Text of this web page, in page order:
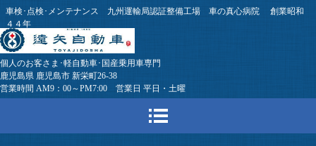
車検･点検･メンテナンス 九州運輸局認証整備工場 車の真心病院 創業昭和
４４年
個人のお客さま･軽自動車･国産乗用車専門
鹿児島県 鹿児島市 新栄町26-38
営業時間 AM9：00～PM7:00 営業日 平日・土曜